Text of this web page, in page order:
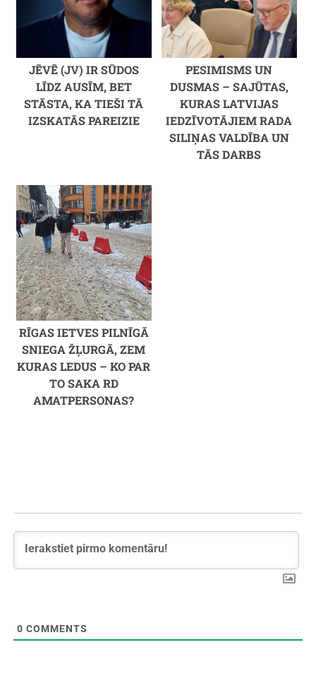
JĒVĒ (JV) IR SŪDOS
LĪDZ AUSĪM, BET
STĀSTA, KA TIEŠI TĀ
IZSKATĀS PAREIZIE
PESIMISMS UN
DUSMAS – SAJŪTAS,
KURAS LATVIJAS
IEDZĪVOTĀJIEM RADA
SILIŅAS VALDĪBA UN
TĀS DARBS
RĪGAS IETVES PILNĪGĀ
SNIEGA ŽĻURGĀ, ZEM
KURAS LEDUS – KO PAR
TO SAKA RD
AMATPERSONAS?
0 COMMENTS